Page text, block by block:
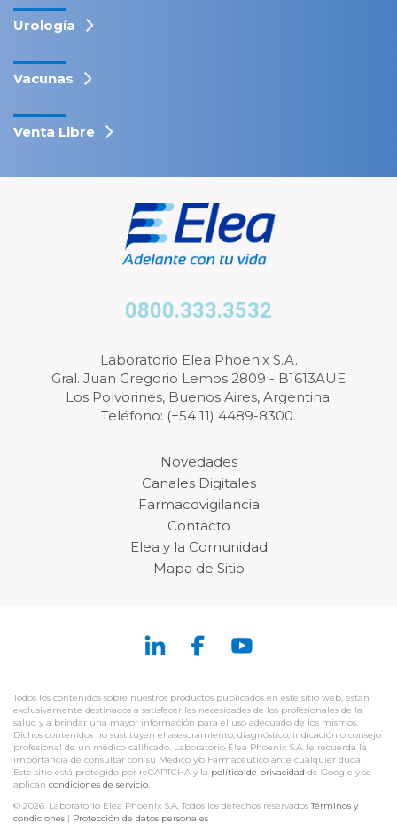
Urología
Vacunas
Venta Libre
0800.333.3532
Laboratorio Elea Phoenix S.A.
Gral. Juan Gregorio Lemos 2809 - B1613AUE
Los Polvorines, Buenos Aires, Argentina.
Teléfono: (+54 11) 4489-8300.
Novedades
Canales Digitales
Farmacovigilancia
Contacto
Elea y la Comunidad
Mapa de Sitio
Todos los contenidos sobre nuestros productos publicados en este sitio web, están
exclusivamente destinados a satisfacer las necesidades de los profesionales de la
salud y a brindar una mayor información para el uso adecuado de los mismos.
Dichos contenidos no sustituyen el asesoramiento, diagnóstico, indicación o consejo
profesional de un médico calificado. Laboratorio Elea Phoenix S.A. le recuerda la
importancia de consultar con su Médico y/o Farmacéutico ante cualquier duda.
Este sitio está protegido por reCAPTCHA y la política de privacidad de Google y se
aplican condiciones de servicio.
© 2026. Laboratorio Elea Phoenix S.A. Todos los derechos reservadosTérminos y
condiciones | Protección de datos personales